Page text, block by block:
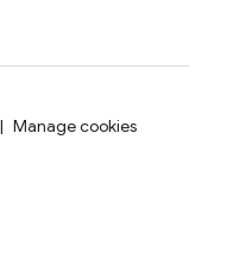
Manage cookies